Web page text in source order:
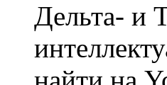
Дельта- и